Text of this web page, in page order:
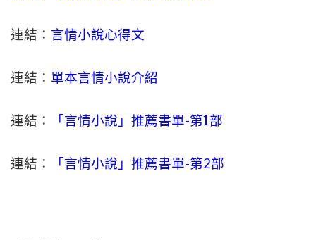
連結： 言情小說心得文
連結： 單本言情小說介紹
連結： 「言情小說」推薦書單-第1部
連結： 「言情小說」推薦書單-第2部